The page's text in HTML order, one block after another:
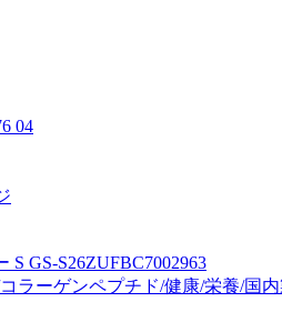
04
S GS-S26ZUFBC7002963
ラーゲンペプチド/健康/栄養/国